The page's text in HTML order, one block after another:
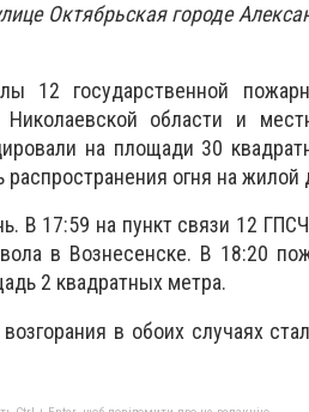
Октябрьская городе
12 государственной
области и
на площади 30
огня на жилой
В 17:59 на пункт связи 12
в Вознесенске. В 18:20
2 квадратных метра.
в обоих случаях